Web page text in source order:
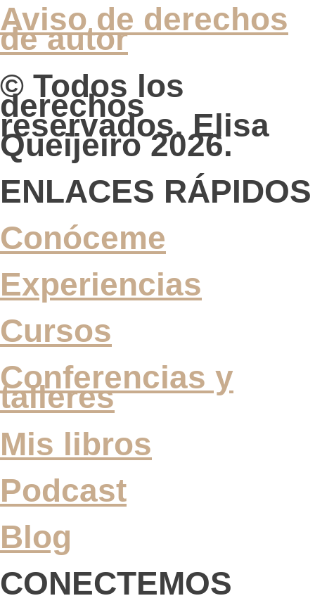
Aviso de derechos
de autor
© Todos los
derechos
reservados. Elisa
Queijeiro 2026.
ENLACES RÁPIDOS
Conóceme
Experiencias
Cursos
Conferencias y
talleres
Mis libros
Podcast
Blog
CONECTEMOS